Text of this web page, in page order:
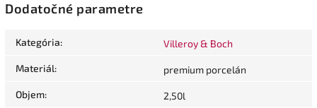
Dodatočné parametre
Kategória: Villeroy & Boch
Materiál: premium porcelán
Objem: 2,50l